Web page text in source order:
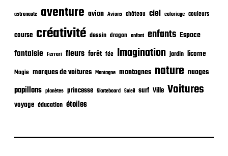
a
i
n
astronaute aventure avion Avions château ciel coloriage couleurs
course créativité dessin dragon enfant enfants Espace
fantaisie Ferrari fleurs forêt fée Imagination jardin licorne
Magie marques de voitures Montagne montagnes nature nuages
papillons planètes princesse Skateboard Soleil surf Ville Voitures
voyage éducation étoiles